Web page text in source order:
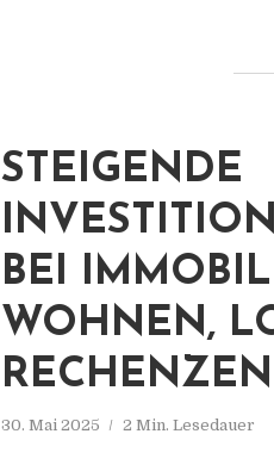
STEIGENDE
BEI
WOHNEN,
30. Mai 2025 2 Min. Lesedauer